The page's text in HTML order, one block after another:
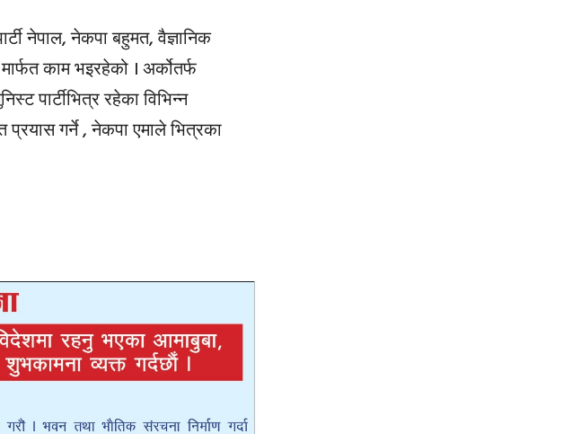
नेपाल, नेकपा बहुमत, वैज्ञानिक
काम भइरहेको । अर्कोतर्फ
पार्टीभित्र रहेका विभिन्न
प्रयास गर्ने , नेकपा एमाले भित्रका